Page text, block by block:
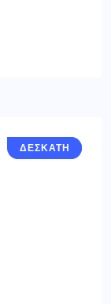
ΓΡΕΒΕΝΑ
ΔΕΣΚΑΤΗ